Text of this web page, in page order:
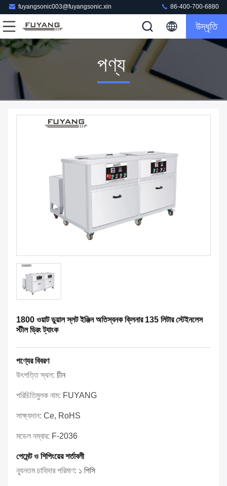
fuyangsonic003@fuyangsonic.xin 86-400-700-6880
উদ্ধৃতি
পণ্য
1800 ওয়াট ডুয়াল স্লট ইঞ্জিন অতিস্বনক ক্লিনার 135 লিটার স্টেইনলেস
স্টীল ড্রিং ট্যাংক
পণ্যের বিবরণ
উৎপত্তি স্থল: চীন
পরিচিতিমুলক নাম: FUYANG
সাক্ষ্যদান: Ce, RoHS
মডেল নম্বার: F-2036
পেমেন্ট ও শিপিংয়ের শর্তাবলী
ন্যূনতম চাহিদার পরিমাণ: ১ পিসি